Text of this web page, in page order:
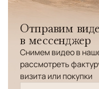
Отправим
в мессенджер
Снимем видео в
рассмотреть
визита или покупки